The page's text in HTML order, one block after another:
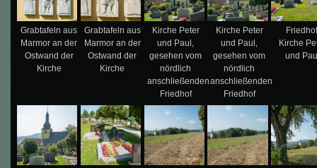
Grabtafeln aus
Marmor an der
Ostwand der
Kirche
Grabtafeln aus
Marmor an der
Ostwand der
Kirche
Kirche Peter
und Paul,
gesehen vom
nördlich
anschließenden
Friedhof
Kirche Peter
und Paul,
gesehen vom
nördlich
anschließenden
Friedhof
Kirche
und